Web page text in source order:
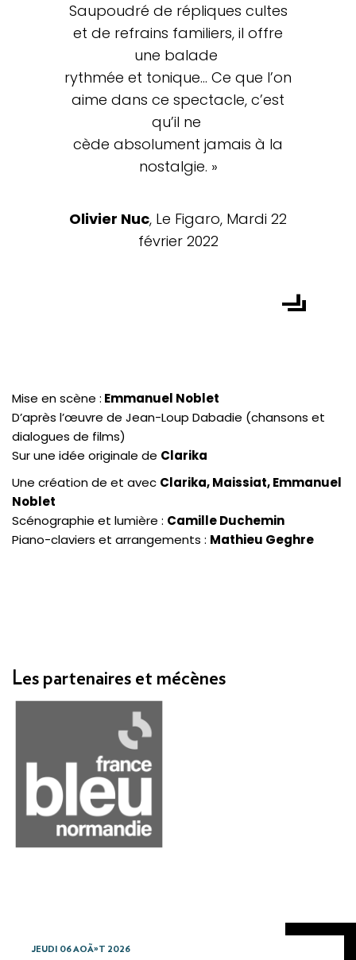
Saupoudré de répliques cultes
et de refrains familiers, il offre
une balade
rythmée et tonique… Ce que l’on
aime dans ce spectacle, c’est
qu’il ne
cède absolument jamais à la
nostalgie. »
Olivier Nuc, Le Figaro, Mardi 22
février 2022
Mise en scène : Emmanuel Noblet
D’après l’œuvre de Jean-Loup Dabadie (chansons et
dialogues de films)
Sur une idée originale de Clarika
Une création de et avec Clarika, Maissiat, Emmanuel
Noblet
Scénographie et lumière : Camille Duchemin
Piano-claviers et arrangements : Mathieu Geghre
Les partenaires et mécènes
JEUDI 06 AOÃ»T 2026